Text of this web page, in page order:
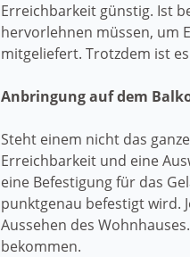
Erreichbarkeit günstig. Ist
hervorlehnen müssen, um
mitgeliefert. Trotzdem ist
Anbringung auf dem
Steht einem nicht das
Erreichbarkeit und eine
eine Befestigung für das
punktgenau befestigt wird.
Aussehen des
bekommen.